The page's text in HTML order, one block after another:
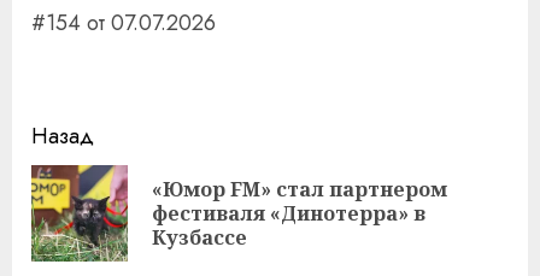
#154 от 07.07.2026
Навигация
записи
Назад
«Юмор FM» стал партнером
фестиваля «Динотерра» в
Кузбассе